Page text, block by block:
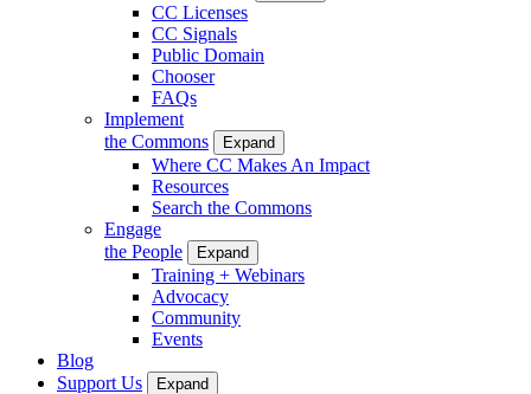
CC Licenses
CC Signals
Public Domain
Chooser
FAQs
Implement
the Commons
Expand
Where CC Makes An Impact
Resources
Search the Commons
Engage
the People
Expand
Training + Webinars
Advocacy
Community
Events
Blog
Support Us
Expand